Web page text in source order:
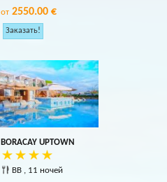
от 2550.00 €
BORACAY UPTOWN
BB , 11 ночей